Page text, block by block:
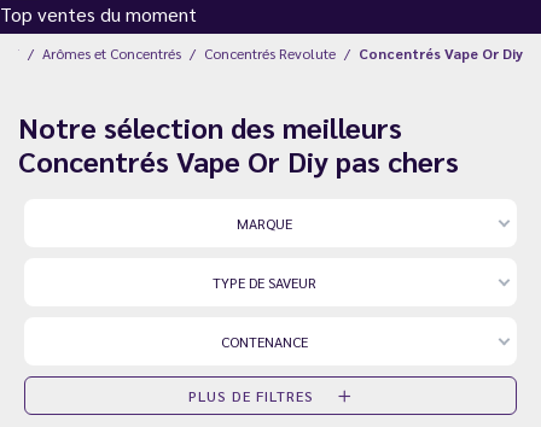
Top ventes du moment
DIY Arômes et Concentrés Concentrés Revolute Concentrés Vape Or Diy
Notre sélection des meilleurs
Concentrés Vape Or Diy pas chers
MARQUE
TYPE DE SAVEUR
CONTENANCE
PLUS DE FILTRES